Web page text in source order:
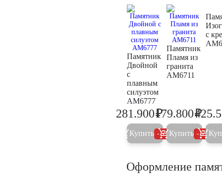
Памятник
Двойной
с
плавным
силуэтом
AM6777
296.700
281.900₽
Купить 5%
Памятник
Пламя из
гранита
AM6711
179.800₽
Купить 5%
с
Оформление